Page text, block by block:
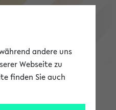
andere uns
Webseite zu
finden Sie auch